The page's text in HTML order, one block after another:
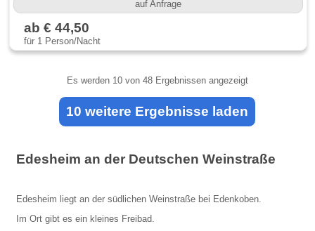
auf Anfrage
ab € 44,50
für 1 Person/Nacht
Es werden 10von 48 Ergebnissen angezeigt
10 weitere Ergebnisse laden
Edesheim an der Deutschen Weinstraße
Edesheim liegt an der südlichen Weinstraße bei Edenkoben.
Im Ort gibt es ein kleines Freibad.